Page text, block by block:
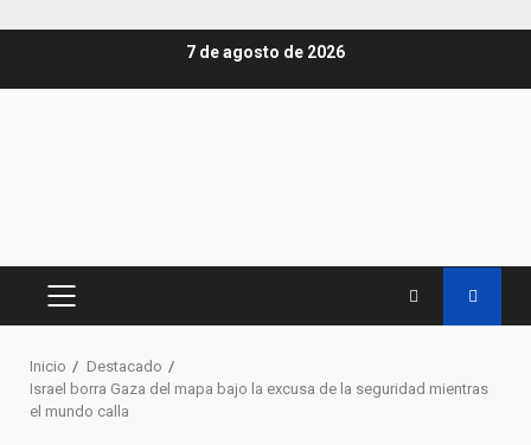
7 de agosto de 2026
MENÚ
Inicio
Destacado
Israel borra Gaza del mapa bajo la excusa de la seguridad mientras
el mundo calla